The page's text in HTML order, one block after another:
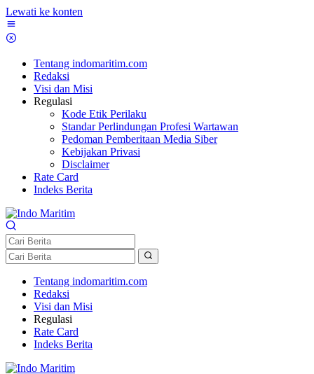
Lewati ke konten
Tentang indomaritim.com
Redaksi
Visi dan Misi
Regulasi
Kode Etik Perilaku
Standar Perlindungan Profesi Wartawan
Pedoman Pemberitaan Media Siber
Kebijakan Privasi
Disclaimer
Rate Card
Indeks Berita
Tentang indomaritim.com
Redaksi
Visi dan Misi
Regulasi
Rate Card
Indeks Berita